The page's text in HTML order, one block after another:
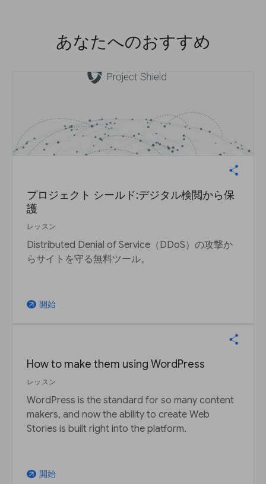
あなたへのおすすめ
プロジェクト シールド:デジタル検閲から保
護
レッスン
Distributed Denial of Service（DDoS）の攻撃か
らサイトを守る無料ツール。
arrow_outward 開始
How to make them using WordPress
レッスン
WordPress is the standard for so many content
makers, and now the ability to create Web
Stories is built right into the platform.
arrow_outward 開始